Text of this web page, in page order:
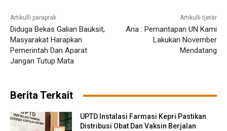
Artikulli paraprak
Diduga Bekas Galian Bauksit,
Masyarakat Harapkan
Pemerintah Dan Aparat
Jangan Tutup Mata
Artikulli tjetër
Ana : Pemantapan UN Kami
Lakukan November
Mendatang
Berita Terkait
UPTD Instalasi Farmasi Kepri Pastikan
Distribusi Obat Dan Vaksin Berjalan